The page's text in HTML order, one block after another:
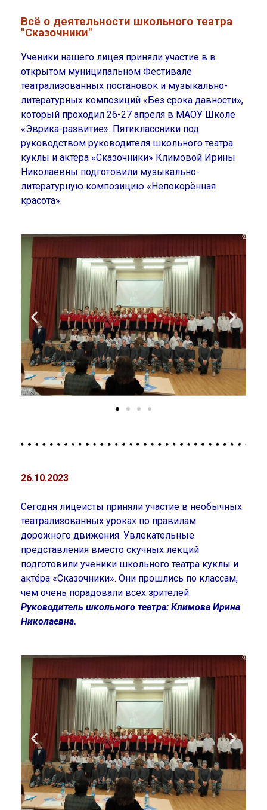
Всё о деятельности школьного театра
"Сказочники"
Ученики нашего лицея приняли участие в в
открытом муниципальном Фестивале
театрализованных постановок и музыкально-
литературных композиций «Без срока давности»,
который проходил 26-27 апреля в МАОУ Школе
«Эврика-развитие». Пятиклассники под
руководством руководителя школьного театра
куклы и актёра «Сказочники» Климовой Ирины
Николаевны подготовили музыкально-
литературную композицию «Непокорённая
красота».
26.10.2023
Сегодня лицеисты приняли участие в необычных
театрализованных уроках по правилам
дорожного движения. Увлекательные
представления вместо скучных лекций
подготовили ученики школьного театра куклы и
актёра «Сказочники». Они прошлись по классам,
чем очень порадовали всех зрителей.
Руководитель школьного театра: Климова Ирина
Николаевна.